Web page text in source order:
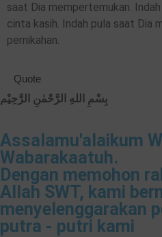
saat Dia mempertemukan.
cinta kasih. Indah pula saat Dia
pernikahan.
Quote
بِسْمِ اللهِ الرَّحْمٰنِ الرَّحِيْم
Assalamu'alaikum
Wabarakaatuh.
Dengan memohon
Allah SWT, kami
menyelenggarakan
putra - putri kami